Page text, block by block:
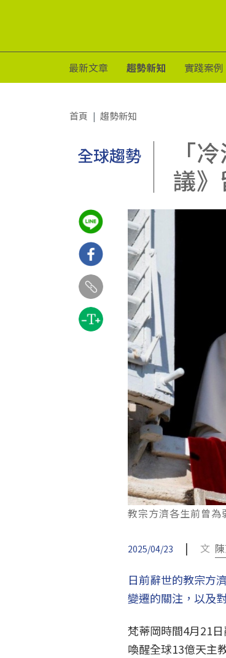
最新文章 趨勢新知 實踐案例
首頁 趨勢新知
全球趨勢
「
議
教宗方濟各生前曾
2025/04/23 | 文
日前辭世的教宗方
變遷的關注，以及
梵蒂岡時間4月21
喚醒全球13億天主